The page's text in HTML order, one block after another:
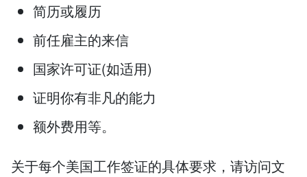
简历或履历
前任雇主的来信
国家许可证(如适用)
证明你有非凡的能力
额外费用等。
关于每个美国工作签证的具体要求，请访问文